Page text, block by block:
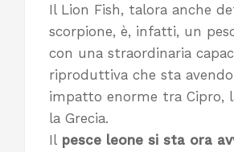
Il Lion Fish, talora anche
scorpione, è, infatti, un
con una straordinaria
riproduttiva che sta
impatto enorme tra Cipro,
la Grecia.
Il pesce leone si sta ora